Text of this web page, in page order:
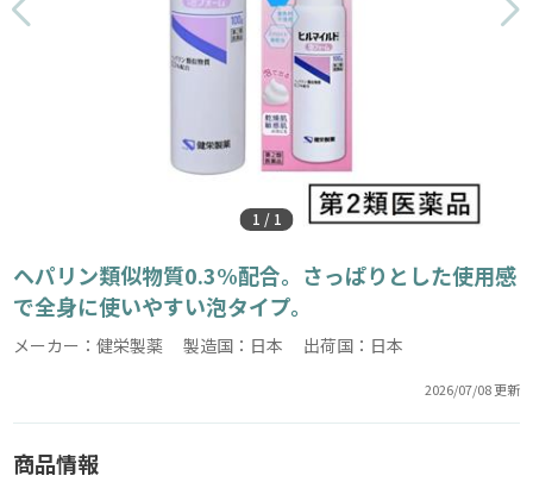
1 / 1
ヘパリン類似物質0.3%配合。さっぱりとした使用感
で全身に使いやすい泡タイプ。
メーカー：健栄製薬 製造国：日本 出荷国：日本
2026/07/08 更新
商品情報